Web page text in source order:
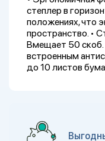
степлер в
положениях, что
пространство. •
Вмещает 50 скоб.
встроенным
до 10 листов